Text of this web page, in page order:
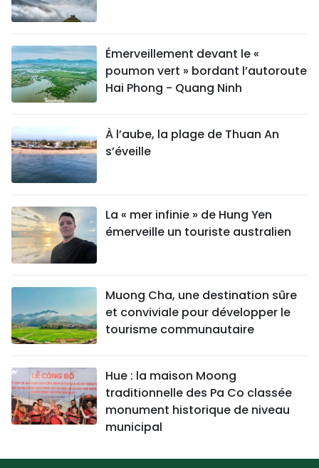
Émerveillement devant le «
poumon vert » bordant l’autoroute
Hai Phong - Quang Ninh
À l’aube, la plage de Thuan An
s’éveille
La « mer infinie » de Hung Yen
émerveille un touriste australien
Muong Cha, une destination sûre
et conviviale pour développer le
tourisme communautaire
Hue : la maison Moong
traditionnelle des Pa Co classée
monument historique de niveau
municipal